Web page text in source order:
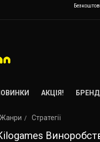
АКЦІЯ!
Жанри Стратегії